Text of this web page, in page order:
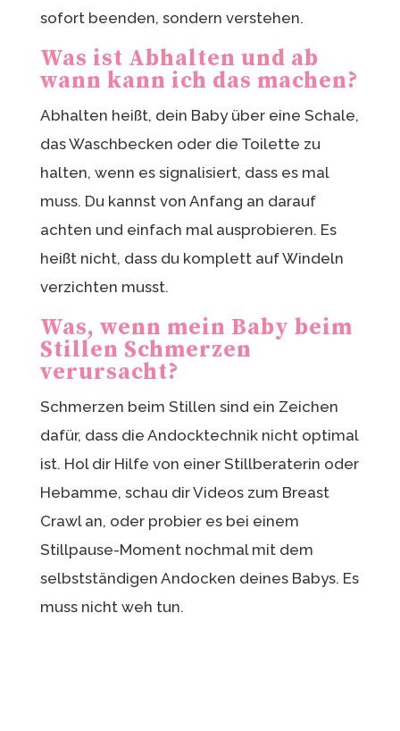
sofort beenden, sondern verstehen.
Was ist Abhalten und ab
wann kann ich das machen?
Abhalten heißt, dein Baby über eine Schale,
das Waschbecken oder die Toilette zu
halten, wenn es signalisiert, dass es mal
muss. Du kannst von Anfang an darauf
achten und einfach mal ausprobieren. Es
heißt nicht, dass du komplett auf Windeln
verzichten musst.
Was, wenn mein Baby beim
Stillen Schmerzen
verursacht?
Schmerzen beim Stillen sind ein Zeichen
dafür, dass die Andocktechnik nicht optimal
ist. Hol dir Hilfe von einer Stillberaterin oder
Hebamme, schau dir Videos zum Breast
Crawl an, oder probier es bei einem
Stillpause-Moment nochmal mit dem
selbstständigen Andocken deines Babys. Es
muss nicht weh tun.